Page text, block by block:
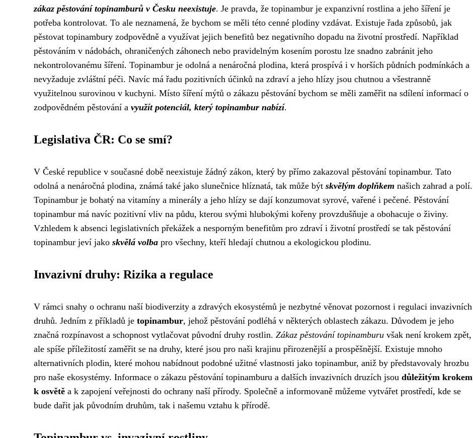
zákaz pěstování topinamburů v Česku neexistuje. Je pravda, že topinambur je expanzivní rostlina a jeho šíření je
potřeba kontrolovat. To ale neznamená, že bychom se měli této cenné plodiny vzdávat. Existuje řada způsobů, jak
pěstovat topinambury zodpovědně a využívat jejich benefitů bez negativního dopadu na životní prostředí. Například
pěstováním v nádobách, ohraničených záhonech nebo pravidelným kosením porostu lze snadno zabránit jeho
nekontrolovanému šíření. Topinambur je odolná a nenáročná plodina, která prospívá i v horších půdních podmínkách a
nevyžaduje zvláštní péči. Navíc má řadu pozitivních účinků na zdraví a jeho hlízy jsou chutnou a všestranně
využitelnou surovinou v kuchyni. Místo šíření mýtů o zákazu pěstování bychom se měli zaměřit na sdílení informací o
zodpovědném pěstování a využít potenciál, který topinambur nabízí.
Legislativa ČR: Co se smí?
V České republice v současné době neexistuje žádný zákon, který by přímo zakazoval pěstování topinambur. Tato
odolná a nenáročná plodina, známá také jako slunečnice hlíznatá, tak může být skvělým doplňkem našich zahrad a polí.
Topinambur je bohatý na vitamíny a minerály a jeho hlízy se dají konzumovat syrové, vařené i pečené. Pěstování
topinambur má navíc pozitivní vliv na půdu, kterou svými hlubokými kořeny provzdušňuje a obohacuje o živiny.
Vzhledem k absenci legislativních překážek a nesporným benefitům pro zdraví i životní prostředí se tak pěstování
topinambur jeví jako skvělá volba pro všechny, kteří hledají chutnou a ekologickou plodinu.
Invazivní druhy: Rizika a regulace
V rámci snahy o ochranu naší biodiverzity a zdravých ekosystémů je nezbytné věnovat pozornost i regulaci invazivních
druhů. Jedním z příkladů je topinambur, jehož pěstování podléhá v některých oblastech zákazu. Důvodem je jeho
značná rozpínavost a schopnost vytlačovat původní druhy rostlin. Zákaz pěstování topinamburu však není krokem zpět,
ale spíše příležitostí zaměřit se na druhy, které jsou pro naši krajinu přirozenější a prospěšnější. Existuje mnoho
alternativních plodin, které mohou nabídnout podobné užitné vlastnosti jako topinambur, aniž by představovaly hrozbu
pro naše ekosystémy. Informace o zákazu pěstování topinamburu a dalších invazivních druzích jsou důležitým krokem
k osvětě a k zapojení veřejnosti do ochrany naší přírody. Společně a informovaně můžeme vytvářet prostředí, kde se
bude dařit jak původním druhům, tak i našemu vztahu k přírodě.